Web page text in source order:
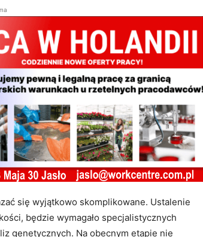
się wyjątkowo skomplikowane. Ustalenie
będzie wymagało specjalistycznych
genetycznych. Na obecnym etapie nie